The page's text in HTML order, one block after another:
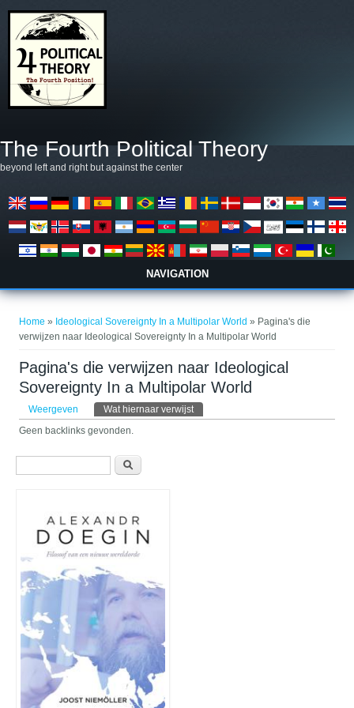
The Fourth Political Theory
beyond left and right but against the center
NAVIGATION
Home » Ideological Sovereignty In a Multipolar World » Pagina's die
verwijzen naar Ideological Sovereignty In a Multipolar World
Pagina's die verwijzen naar Ideological
Sovereignty In a Multipolar World
Primaire tabs
Weergeven Wat hiernaar verwijst(actieve tabblad)
Geen backlinks gevonden.